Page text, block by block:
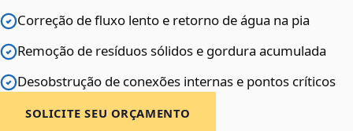
Correção de fluxo lento e retorno de água na pia
Remoção de resíduos sólidos e gordura acumulada
Desobstrução de conexões internas e pontos críticos
SOLICITE SEU ORÇAMENTO